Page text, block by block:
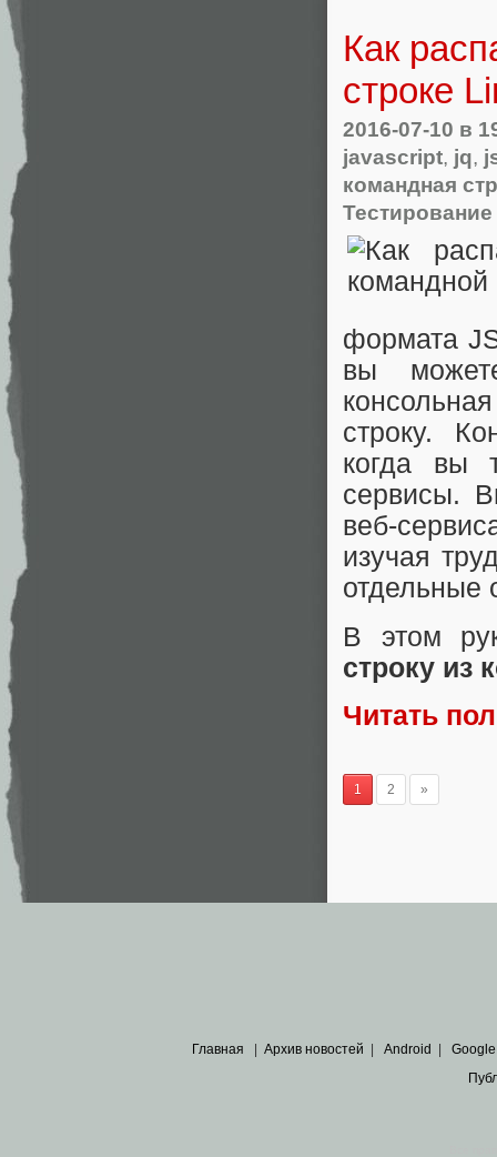
Как
строке
2016-07-10 в
javascript, jq,
командная
формата
вы
строку.
когда вы
сервисы.
веб-
изучая
отдельные
В этом
строку из
Читать
1 2 »
Главная | Архив новостей | Android | Google